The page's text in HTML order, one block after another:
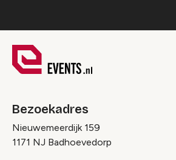
Bezoekadres
Nieuwemeerdijk 159
1171 NJ Badhoevedorp